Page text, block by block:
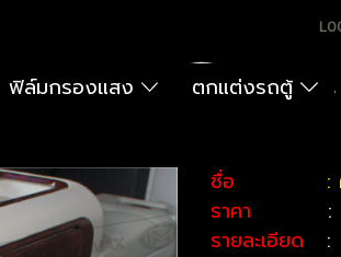
ฟิล์มกรองแสง ตกแต่งรถตู้
ชื่อ
:
ราคา
:
รายละเอียด :